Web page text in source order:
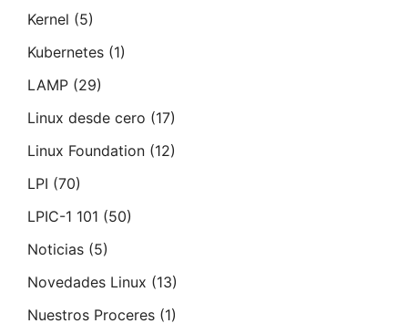
Kernel (5)
Kubernetes (1)
LAMP (29)
Linux desde cero (17)
Linux Foundation (12)
LPI (70)
LPIC-1 101 (50)
Noticias (5)
Novedades Linux (13)
Nuestros Proceres (1)